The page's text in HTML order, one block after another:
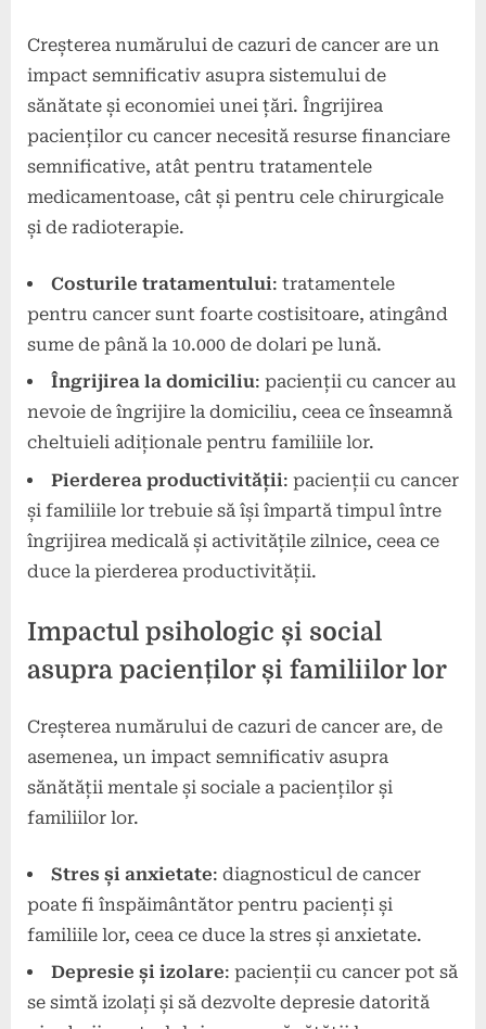
Creșterea numărului de cazuri de cancer are un
impact semnificativ asupra sistemului de
sănătate și economiei unei țări. Îngrijirea
pacienților cu cancer necesită resurse financiare
semnificative, atât pentru tratamentele
medicamentoase, cât și pentru cele chirurgicale
și de radioterapie.
Costurile tratamentului: tratamentele
pentru cancer sunt foarte costisitoare, atingând
sume de până la 10.000 de dolari pe lună.
Îngrijirea la domiciliu: pacienții cu cancer au
nevoie de îngrijire la domiciliu, ceea ce înseamnă
cheltuieli adiționale pentru familiile lor.
Pierderea productivității: pacienții cu cancer
și familiile lor trebuie să își împartă timpul între
îngrijirea medicală și activitățile zilnice, ceea ce
duce la pierderea productivității.
Impactul psihologic și social
asupra pacienților și familiilor lor
Creșterea numărului de cazuri de cancer are, de
asemenea, un impact semnificativ asupra
sănătății mentale și sociale a pacienților și
familiilor lor.
Stres și anxietate: diagnosticul de cancer
poate fi înspăimântător pentru pacienți și
familiile lor, ceea ce duce la stres și anxietate.
Depresie și izolare: pacienții cu cancer pot să
se simtă izolați și să dezvolte depresie datorită